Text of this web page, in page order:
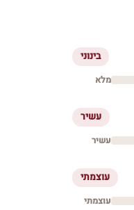
בינוני
מלא
עשיר
עשיר
עוצמתי
עוצמתי